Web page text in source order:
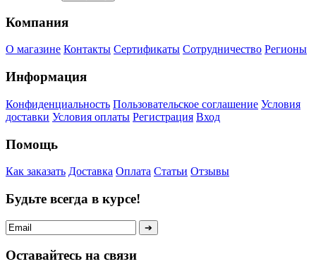
Компания
О магазине Контакты Сертификаты Сотрудничество Регионы
Информация
Конфиденциальность Пользовательское соглашение Условия
доставки Условия оплаты Регистрация Вход
Помощь
Как заказать Доставка Оплата Статьи Отзывы
Будьте всегда в курсе!
Оставайтесь на связи